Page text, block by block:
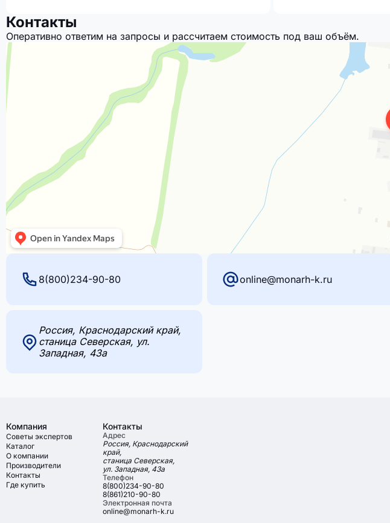
Контакты
Оперативно ответим на запросы и рассчитаем стоимость под ваш объём.
Компания Монарх К
Оптовая компания в Краснодарском крае
8(800)234-90-80 online@monarh-k.ru
Россия, Краснодарский край,
станица Северская, ул.
Западная, 43а
Компания
Советы экспертов
Каталог
О компании
Производители
Контакты
Где купить
Контакты
Адрес
Россия, Краснодарский
край,
станица Северская,
ул. Западная, 43а
Телефон
8(800)234-90-80
8(861)210-90-80
Электронная почта
online@monarh-k.ru